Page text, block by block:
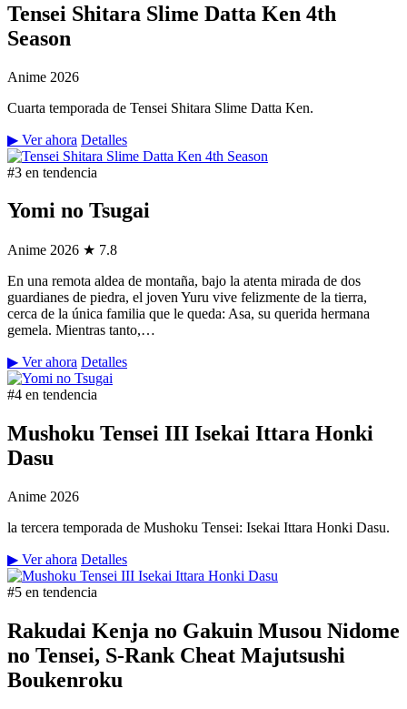
Tensei Shitara Slime Datta Ken 4th
Season
Anime 2026
Cuarta temporada de Tensei Shitara Slime Datta Ken.
▶ Ver ahora Detalles
#3 en tendencia
Yomi no Tsugai
Anime 2026 ★ 7.8
En una remota aldea de montaña, bajo la atenta mirada de dos
guardianes de piedra, el joven Yuru vive felizmente de la tierra,
cerca de la única familia que le queda: Asa, su querida hermana
gemela. Mientras tanto,…
▶ Ver ahora Detalles
#4 en tendencia
Mushoku Tensei III Isekai Ittara Honki
Dasu
Anime 2026
la tercera temporada de Mushoku Tensei: Isekai Ittara Honki Dasu.
▶ Ver ahora Detalles
#5 en tendencia
Rakudai Kenja no Gakuin Musou Nidome
no Tensei, S-Rank Cheat Majutsushi
Boukenroku